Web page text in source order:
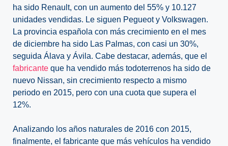
ha sido Renault, con un aumento del 55% y 10.127
unidades vendidas. Le siguen Pegueot y Volkswagen.
La provincia española con más crecimiento en el mes
de diciembre ha sido Las Palmas, con casi un 30%,
seguida Álava y Ávila. Cabe destacar, además, que el
fabricante que ha vendido más todoterrenos ha sido de
nuevo Nissan, sin crecimiento respecto a mismo
periodo en 2015, pero con una cuota que supera el
12%.
Analizando los años naturales de 2016 con 2015,
finalmente, el fabricante que más vehículos ha vendido